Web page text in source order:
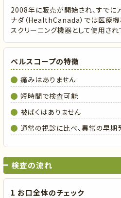
2008年に販売が開始され、すでにア
ナダ（HealthCanada）では医療機
スクリーニング機器として使用され
ベルスコープの特徴
痛みはありません
短時間で検査可能
被ばくはありません
通常の視診に比べ、異常の早期
検査の流れ
1 お口全体のチェック